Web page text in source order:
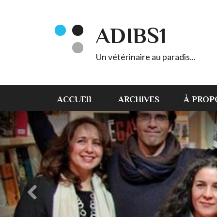
ADIBS1
Un vétérinaire au paradis...
ACCUEIL ARCHIVES À